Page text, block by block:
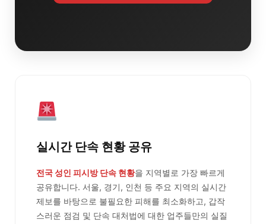
실시간 단속 현황 공유
전국 성인 피시방 단속 현황을 지역별로 가장 빠르게
공유합니다. 서울, 경기, 인천 등 주요 지역의 실시간
제보를 바탕으로 불필요한 피해를 최소화하고, 갑작
스러운 점검 및 단속 대처법에 대한 업주들만의 실질